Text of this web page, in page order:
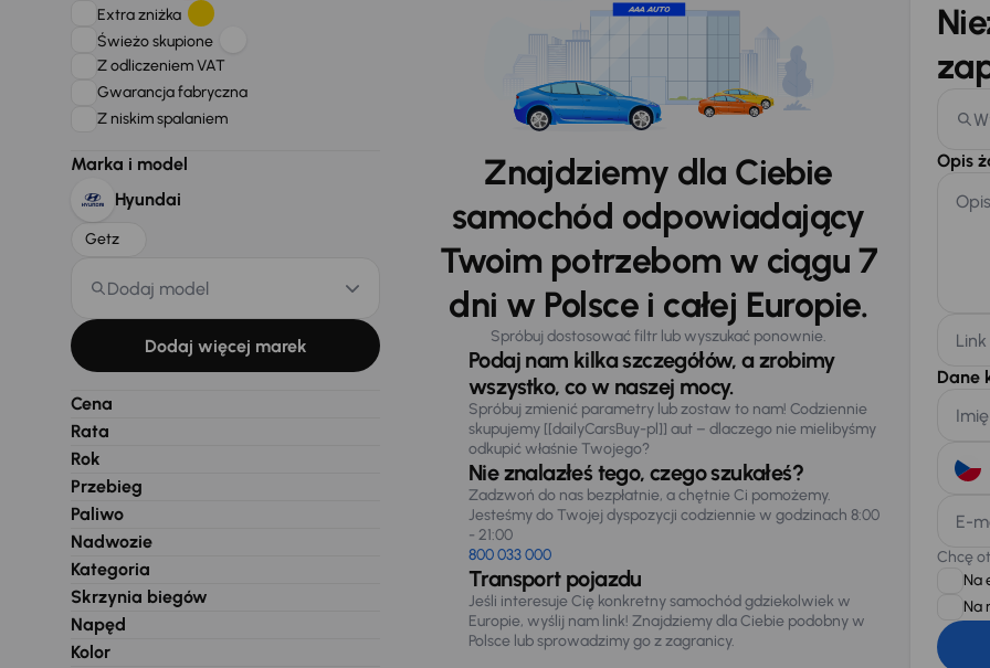
Extra zniżka
Świeżo skupione
Z odliczeniem VAT
Gwarancja fabryczna
Z niskim spalaniem
Marka i model
Hyundai
Getz
Dodaj model
Dodaj więcej marek
Cena
Rata
Rok
Przebieg
Paliwo
Nadwozie
Kategoria
Skrzynia biegów
Napęd
Kolor
Znajdziemy dla Ciebie
samochód odpowiadający
Twoim potrzebom w ciągu 7
dni w Polsce i całej Europie.
Spróbuj dostosować filtr lub wyszukać ponownie.
Podaj nam kilka szczegółów, a zrobimy
wszystko, co w naszej mocy.
Spróbuj zmienić parametry lub zostaw to nam! Codziennie
skupujemy [[dailyCarsBuy-pl]] aut – dlaczego nie mielibyśmy
odkupić właśnie Twojego?
Nie znalazłeś tego, czego szukałeś?
Zadzwoń do nas bezpłatnie, a chętnie Ci pomożemy.
Jesteśmy do Twojej dyspozycji codziennie w godzinach 8:00
- 21:00
800 033 000
Transport pojazdu
Jeśli interesuje Cię konkretny samochód gdziekolwiek w
Europie, wyślij nam link! Znajdziemy dla Ciebie podobny w
Polsce lub sprowadzimy go z zagranicy.
Opis
Dane
E-
Chcę
Na
Na